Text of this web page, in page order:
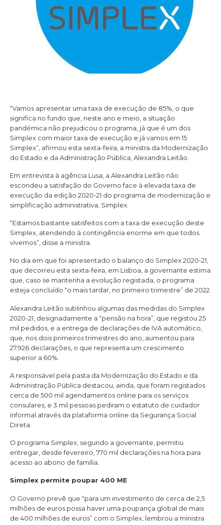
“Vamos apresentar uma taxa de execução de 85%, o que
significa no fundo que, neste ano e meio, a situação
pandémica não prejudicou o programa, já que é um dos
Simplex com maior taxa de execução e já vamos em 15
Simplex”, afirmou esta sexta-feira, a ministra da Modernização
do Estado e da Administração Pública, Alexandra Leitão.
Em entrevista à agência Lusa, a Alexandra Leitão não
escondeu a satisfação do Governo face à elevada taxa de
execução da edição 2020-21 do programa de modernização e
simplificação administrativa, Simplex.
“Estamos bastante satisfeitos com a taxa de execução deste
Simplex, atendendo à contingência enorme em que todos
vivemos”, disse a ministra.
No dia em que foi apresentado o balanço do Simplex 2020-21,
que decorreu esta sexta-feira, em Lisboa, a governante estima
que, caso se mantenha a evolução registada, o programa
esteja concluído “o mais tardar, no primeiro trimestre” de 2022.
Alexandra Leitão sublinhou algumas das medidas do Simplex
2020-21, designadamente a “pensão na hora”, que registou 25
mil pedidos, e a entrega de declarações de IVA automático,
que, nos dois primeiros trimestres do ano, aumentou para
27.926 declarações, o que representa um crescimento
superior a 60%.
A responsável pela pasta da Modernização do Estado e da
Administração Pública destacou, ainda, que foram registados
cerca de 500 mil agendamentos online para os serviços
consulares, e 3 mil pessoas pediram o estatuto de cuidador
informal através da plataforma online da Segurança Social
Direta.
O programa Simplex, segundo a governante, permitiu
entregar, desde fevereiro, 770 mil declarações na hora para
acesso ao abono de família.
Simplex permite poupar 400 ME
O Governo prevê que “para um investimento de cerca de 2,5
milhões de euros possa haver uma poupança global de mais
de 400 milhões de euros” com o Simplex, lembrou a ministra